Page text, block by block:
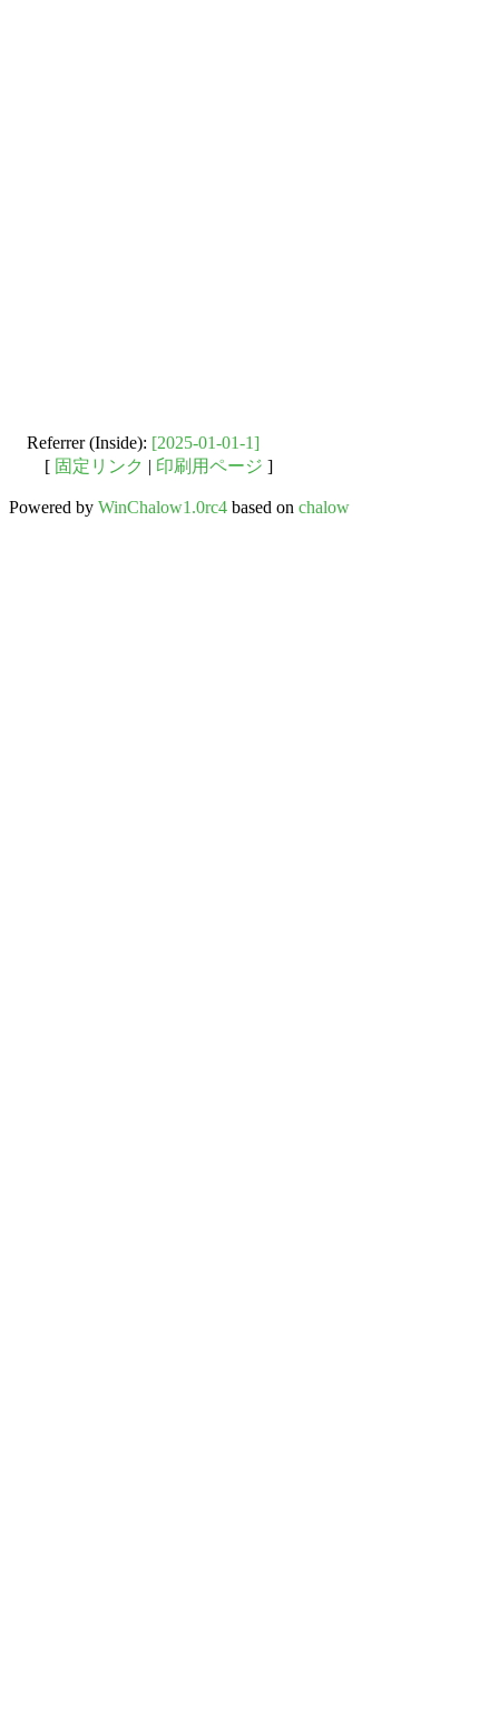
Referrer (Inside): [2025-01-01-1]
[ 固定リンク | 印刷用ページ ]
Powered by WinChalow1.0rc4 based on chalow